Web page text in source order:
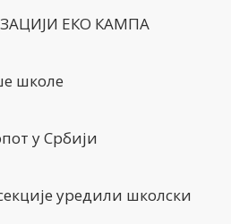
ЕКО КАМПА
школе
у Србији
уредили школски